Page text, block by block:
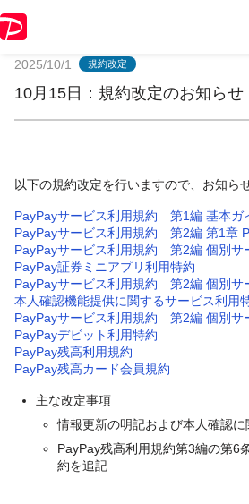
2025/10/1 規約改定
10月15日：規約改定のお知らせ
以下の規約改定を行いますので、お知ら
PayPayサービス利用規約 第1編 基本ガ
PayPayサービス利用規約 第2編 第1章
PayPayサービス利用規約 第2編 個別サ
PayPay証券ミニアプリ利用特約
PayPayサービス利用規約 第2編 個別サ
本人確認機能提供に関するサービス利用
PayPayサービス利用規約 第2編 個別サ
PayPayデビット利用特約
PayPay残高利用規約
PayPay残高カード会員規約
主な改定事項
情報更新の明記および本人確認
PayPay残高利用規約第3編の第6
約を追記